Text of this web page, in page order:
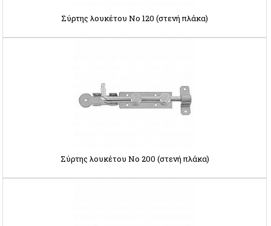
Σύρτης λουκέτου Νο 120 (στενή πλάκα)
Σύρτης λουκέτου Νο 200 (στενή πλάκα)